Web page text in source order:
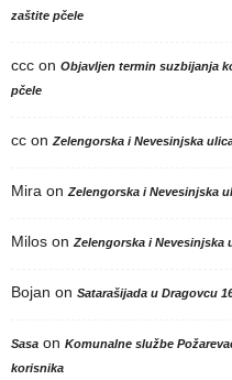
zaštite pčele
ccc on Objavljen termin suzbijanja
pčele
cc on Zelengorska i Nevesinjska
Mira on Zelengorska i Nevesinjska
Milos on Zelengorska i Nevesinjska
Bojan on Satarašijada u Dragovcu
Sasa on Komunalne službe
korisnika